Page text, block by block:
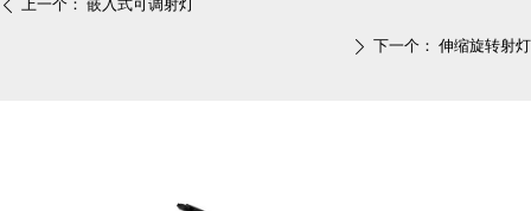
ꄴ 上一个： 嵌入式可调射灯
ꄲ 下一个： 伸缩旋转射灯